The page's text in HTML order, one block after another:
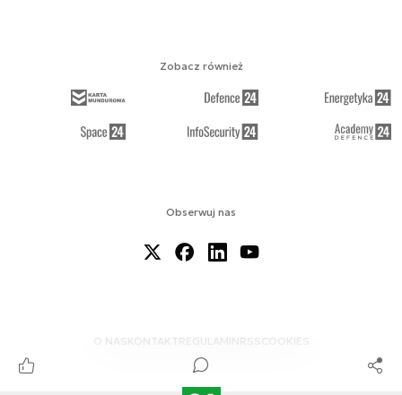
Obserwuj nas
O NAS KONTAKTREGULAMINRSS COOKIES
Zobacz również